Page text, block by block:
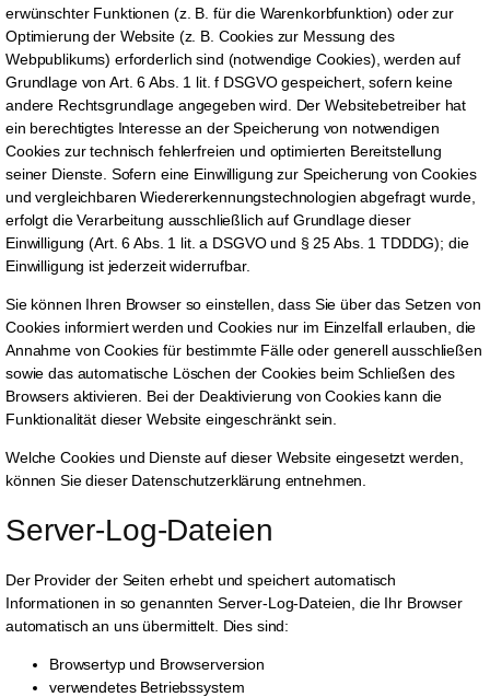
erwünschter Funktionen (z. B. für die Warenkorbfunktion) oder zur
Optimierung der Website (z. B. Cookies zur Messung des
Webpublikums) erforderlich sind (notwendige Cookies), werden auf
Grundlage von Art. 6 Abs. 1 lit. f DSGVO gespeichert, sofern keine
andere Rechtsgrundlage angegeben wird. Der Websitebetreiber hat
ein berechtigtes Interesse an der Speicherung von notwendigen
Cookies zur technisch fehlerfreien und optimierten Bereitstellung
seiner Dienste. Sofern eine Einwilligung zur Speicherung von Cookies
und vergleichbaren Wiedererkennungstechnologien abgefragt wurde,
erfolgt die Verarbeitung ausschließlich auf Grundlage dieser
Einwilligung (Art. 6 Abs. 1 lit. a DSGVO und § 25 Abs. 1 TDDDG); die
Einwilligung ist jederzeit widerrufbar.
Sie können Ihren Browser so einstellen, dass Sie über das Setzen von
Cookies informiert werden und Cookies nur im Einzelfall erlauben, die
Annahme von Cookies für bestimmte Fälle oder generell ausschließen
sowie das automatische Löschen der Cookies beim Schließen des
Browsers aktivieren. Bei der Deaktivierung von Cookies kann die
Funktionalität dieser Website eingeschränkt sein.
Welche Cookies und Dienste auf dieser Website eingesetzt werden,
können Sie dieser Datenschutzerklärung entnehmen.
Server-Log-Dateien
Der Provider der Seiten erhebt und speichert automatisch
Informationen in so genannten Server-Log-Dateien, die Ihr Browser
automatisch an uns übermittelt. Dies sind:
Browsertyp und Browserversion
verwendetes Betriebssystem